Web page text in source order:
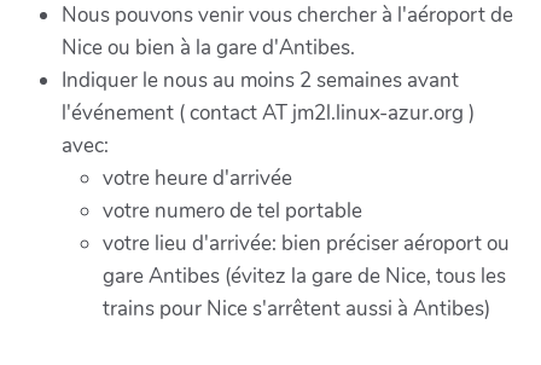
Nous pouvons venir vous chercher à l'aéroport de
Nice ou bien à la gare d'Antibes.
Indiquer le nous au moins 2 semaines avant
l'événement ( contact AT jm2l.linux-azur.org )
avec:
votre heure d'arrivée
votre numero de tel portable
votre lieu d'arrivée: bien préciser aéroport ou
gare Antibes (évitez la gare de Nice, tous les
trains pour Nice s'arrêtent aussi à Antibes)